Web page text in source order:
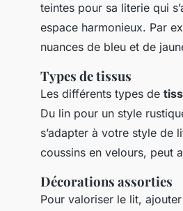
teintes pour sa literie qui
espace harmonieux. Par
nuances de bleu et de
Types de tissus
Les différents types de
Du lin pour un style
s’adapter à votre style de
coussins en velours, peut
Décorations assorties
Pour valoriser le lit,